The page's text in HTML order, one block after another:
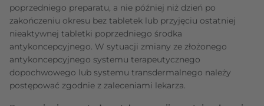
poprzedniego preparatu, a nie później niż dzień po
zakończeniu okresu bez tabletek lub przyjęciu ostatniej
nieaktywnej tabletki poprzedniego środka
antykoncepcyjnego. W sytuacji zmiany ze złożonego
antykoncepcyjnego systemu terapeutycznego
dopochwowego lub systemu transdermalnego należy
postępować zgodnie z zaleceniami lekarza.